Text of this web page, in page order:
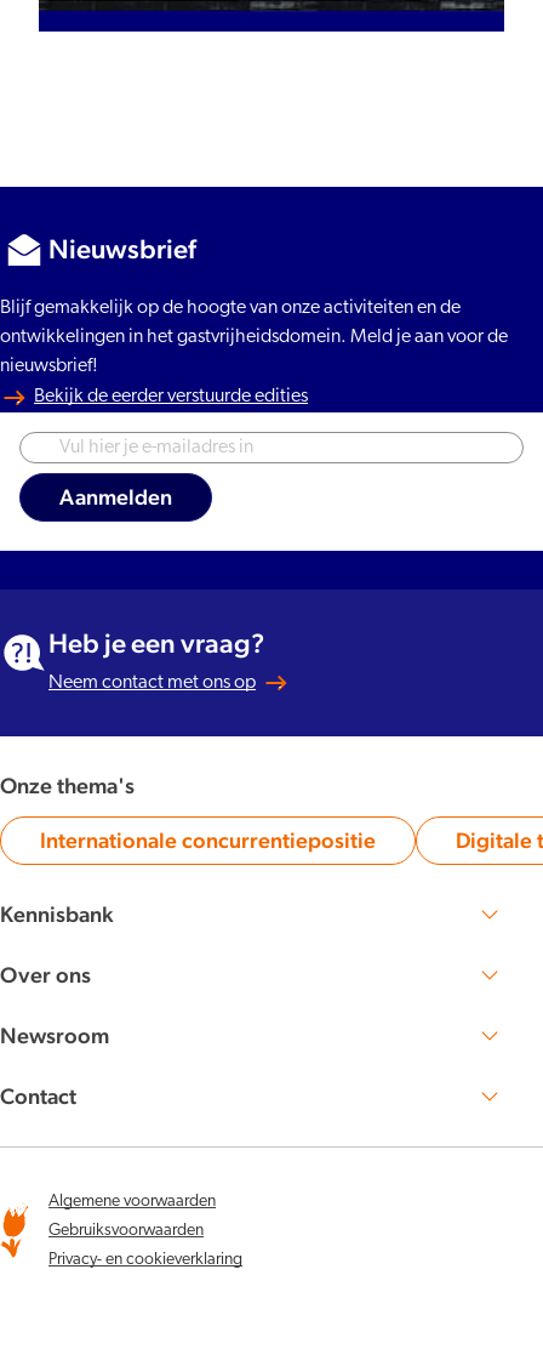
Nieuwsbrief
Blijf gemakkelijk op de hoogte van onze activiteiten en de
ontwikkelingen in het gastvrijheidsdomein. Meld je aan voor de
nieuwsbrief!
Bekijk de eerder verstuurde edities
Heb je een vraag?
Neem contact met ons op
Onze thema's
Category:
Internationale concurrentiepositie Digitale
Kennisbank
Over ons
Werken bij
Newsroom
Persberichten
Contact
Algemene voorwaarden
Gebruiksvoorwaarden
Privacy- en cookieverklaring